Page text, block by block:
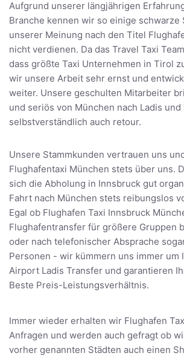
Aufgrund unserer längjährigen
Branche kennen wir so einige schwarze
unserer Meinung nach den Titel
nicht verdienen. Da das Travel Taxi
dass größte Taxi Unternehmen in Tirol
wir unsere Arbeit sehr ernst und
weiter. Unsere geschulten Mitarbeiter
und seriös von München nach Ladis
selbstverständlich auch retour.
Unsere Stammkunden vertrauen uns
Flughafentaxi München stets über uns.
sich die Abholung in Innsbruck gut
Fahrt nach München stets reibungslos
Egal ob Flughafen Taxi Innsbruck
Flughafentransfer für größere Gruppen
oder nach telefonischer Absprache
Personen - wir kümmern uns immer um
Airport Ladis Transfer und garantieren
Beste Preis-Leistungsverhältnis.
Immer wieder erhalten wir Flughafen
Anfragen und werden auch gefragt ob
vorher genannten Städten auch einen